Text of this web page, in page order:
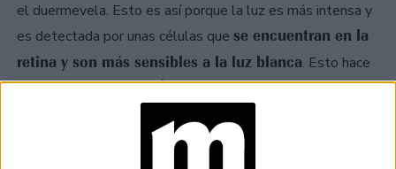
el duermevela. Esto es así porque la luz es más intensa y
es detectada por unas células que se encuentran en la
retina y son más sensibles a la luz blanca. Esto hace
que se inhiba la secreción de melatonina, responsable
del descanso nocturno.
Instintos básicos